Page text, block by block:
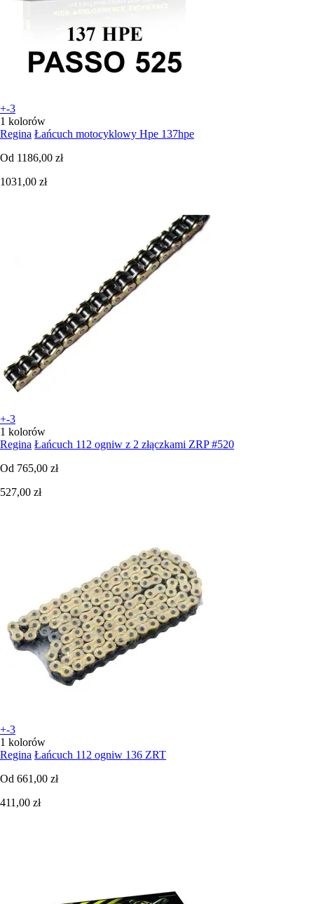
+-3
1 kolorów
Regina Łańcuch motocyklowy Hpe 137hpe
Od 1186,00 zł
1031,00 zł
+-3
1 kolorów
Regina Łańcuch 112 ogniw z 2 złączkami ZRP #520
Od 765,00 zł
527,00 zł
+-3
1 kolorów
Regina Łańcuch 112 ogniw 136 ZRT
Od 661,00 zł
411,00 zł